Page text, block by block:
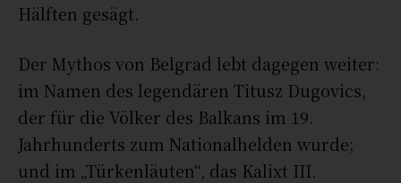
Hälften gesägt.
Der Mythos von Belgrad lebt dagegen weiter:
im Namen des legendären Titusz Dugovics,
der für die Völker des Balkans im 19.
Jahrhunderts zum Nationalhelden wurde;
und im „Türkenläuten“, das Kalixt III.